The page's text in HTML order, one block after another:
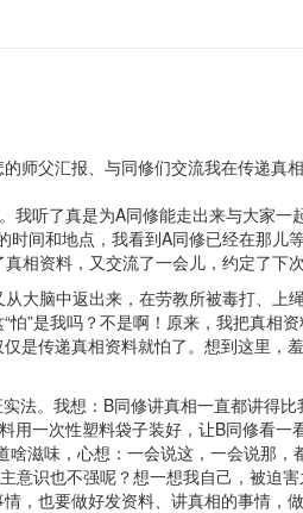
师父汇报、与同修们交流我在传递
我听了真是为A同修能走出来与大家
间和地点，我看到A同修已经在那儿
相资料，又交流了一会儿，约定了下
从大脑中返出来，在劳教所被毒打、上
”是我吗？不是啊！原来，我把真相
是传递真相资料就怕了。想到这里，
法。我想：B同修讲真相一直都讲得
一次性塑料袋子装好，让B同修看一
滋味，心想：一会说这，一会说那
识也不强呢？想一想我自己，被迫
，也要做好发资料、讲真相的事情，做